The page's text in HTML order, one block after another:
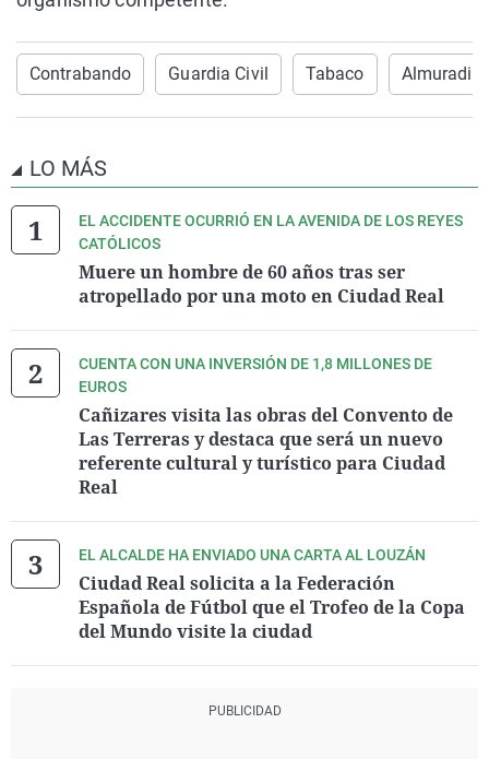
Contrabando Guardia Civil Tabaco Almuradiel
LO MÁS
EL ACCIDENTE OCURRIÓ EN LA AVENIDA DE LOS REYES
CATÓLICOS
Muere un hombre de 60 años tras ser
atropellado por una moto en Ciudad Real
CUENTA CON UNA INVERSIÓN DE 1,8 MILLONES DE
EUROS
Cañizares visita las obras del Convento de
Las Terreras y destaca que será un nuevo
referente cultural y turístico para Ciudad
Real
EL ALCALDE HA ENVIADO UNA CARTA AL LOUZÁN
Ciudad Real solicita a la Federación
Española de Fútbol que el Trofeo de la Copa
del Mundo visite la ciudad